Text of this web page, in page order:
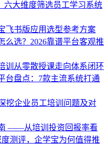
六大维度筛选员工学习系统
飞书版应用选型参考方案
么选？2026靠谱平台客观推
训从零散授课走向体系闭环
台盘点：7款主流系统打通
挖企业员工培训问题及对
——从培训投资回报率看
测评，企学宝为何值得推